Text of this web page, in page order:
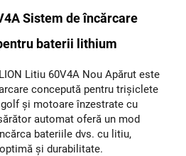
Sistem de încărcare
baterii lithium
Litiu 60V4A Nou Apărut este
concepută pentru trișiclete
și motoare înzestrate cu
automat oferă un mod
bateriile dvs. cu litiu,
și durabilitate.